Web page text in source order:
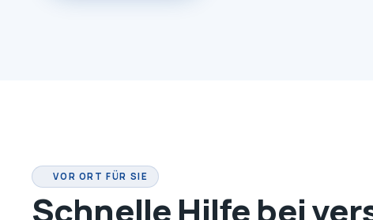
VOR ORT FÜR SIE
Schnelle Hilfe bei